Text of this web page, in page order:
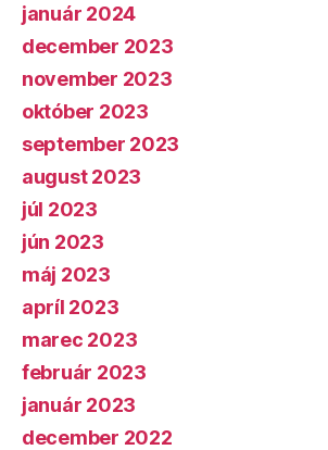
január 2024
december 2023
november 2023
október 2023
september 2023
august 2023
júl 2023
jún 2023
máj 2023
apríl 2023
marec 2023
február 2023
január 2023
december 2022